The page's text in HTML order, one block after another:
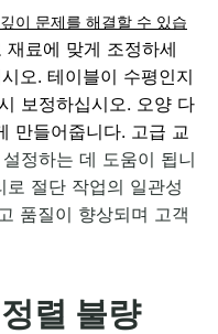
이 문제를 해결할 수 있습
료에 맞게 조정하세
오. 테이블이 수평인지
보정하십시오. 오양 다
만들어줍니다. 고급 교
정하는 데 도움이 됩니
절단 작업의 일관성
품질이 향상되며 고객
렬 불량